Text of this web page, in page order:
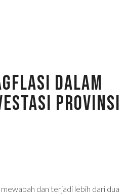
DALAM
PROVINSI
dan terjadi lebih dari dua